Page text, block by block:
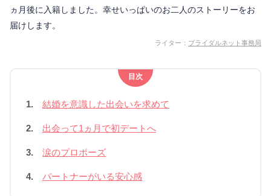
ヵ月後に入籍しました。幸せいっぱいのお二人のストーリーをお
届けします。
ライター： ブライダルネット事務局
目次
1. 結婚を意識した出会いを求めて
2. 出会って1ヵ月で初デートへ
3. 涙のプロポーズ
4. パートナーがいる安心感